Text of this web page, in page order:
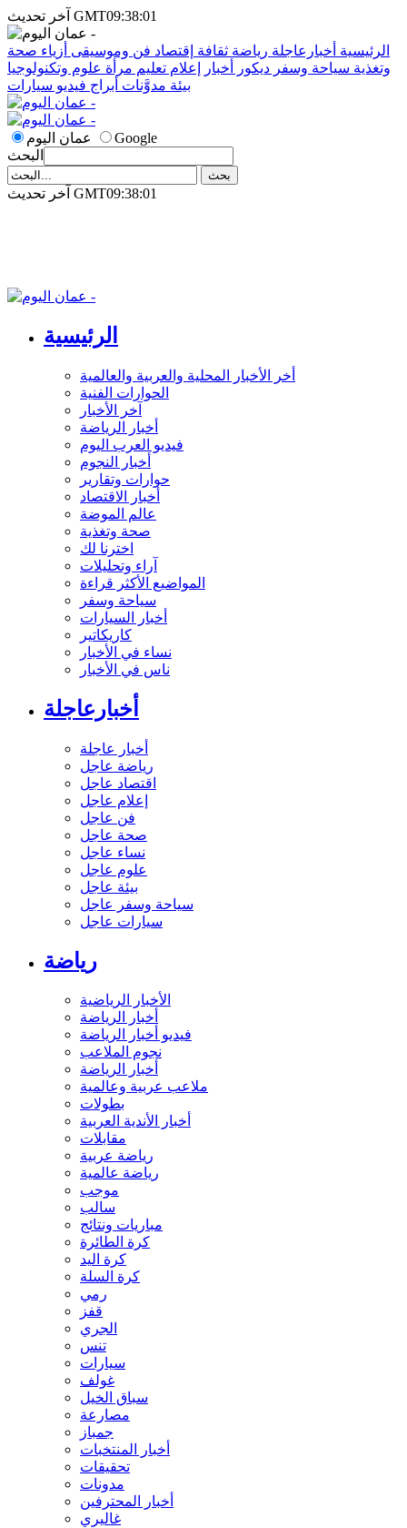
آخر تحديث GMT09:38:01
الرئيسية أخبارعاجلة رياضة ثقافة إقتصاد فن وموسيقى أزياء صحة
وتغذية سياحة وسفر ديكور أخبار إعلام تعليم مرأة علوم وتكنولوجيا
بيئة مدوَّنات أبراج فيديو سيارات
عمان اليوم
Google
البحث
آخر تحديث GMT09:38:01
الرئيسية
أخر الأخبار المحلية والعربية والعالمية
الحوارات الفنية
آخر الأخبار
أخبار الرياضة
فيديو العرب اليوم
أخبار النجوم
حوارات وتقارير
أخبار الاقتصاد
عالم الموضة
صحة وتغذية
اخترنا لك
آراء وتحليلات
المواضيع الأكثر قراءة
سياحة وسفر
أخبار السيارات
كاريكاتير
نساء في الأخبار
ناس في الأخبار
أخبارعاجلة
أخبار عاجلة
رياضة عاجل
اقتصاد عاجل
إعلام عاجل
فن عاجل
صحة عاجل
نساء عاجل
علوم عاجل
بيئة عاجل
سياحة وسفر عاجل
سيارات عاجل
رياضة
الأخبار الرياضية
أخبار الرياضة
فيديو أخبار الرياضة
نجوم الملاعب
أخبار الرياضة
ملاعب عربية وعالمية
بطولات
أخبار الأندية العربية
مقابلات
رياضة عربية
رياضة عالمية
موجب
سالب
مباريات ونتائج
كرة الطائرة
كرة اليد
كرة السلة
رمي
قفز
الجري
تنس
سيارات
غولف
سباق الخيل
مصارعة
جمباز
أخبار المنتخبات
تحقيقات
مدونات
أخبار المحترفين
غاليري